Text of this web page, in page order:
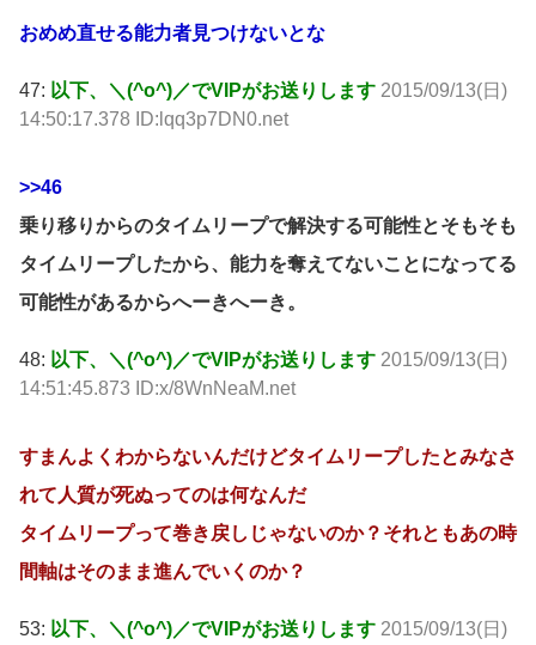
おめめ直せる能力者見つけないとな
47: 以下、＼(^o^)／でVIPがお送りします 2015/09/13(日)
14:50:17.378 ID:lqq3p7DN0.net
>>46
乗り移りからのタイムリープで解決する可能性とそもそも
タイムリープしたから、能力を奪えてないことになってる
可能性があるからへーきへーき。
48: 以下、＼(^o^)／でVIPがお送りします 2015/09/13(日)
14:51:45.873 ID:x/8WnNeaM.net
すまんよくわからないんだけどタイムリープしたとみなさ
れて人質が死ぬってのは何なんだ
タイムリープって巻き戻しじゃないのか？それともあの時
間軸はそのまま進んでいくのか？
53: 以下、＼(^o^)／でVIPがお送りします 2015/09/13(日)